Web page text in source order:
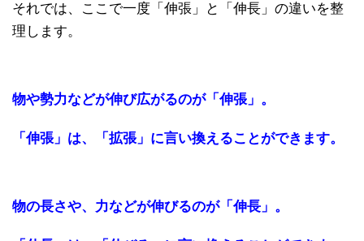
それでは、ここで一度「伸張」と「伸長」の違いを整
理します。
物や勢力などが伸び広がるのが「伸張」。
「伸張」は、「拡張」に言い換えることができます。
物の長さや、力などが伸びるのが「伸長」。